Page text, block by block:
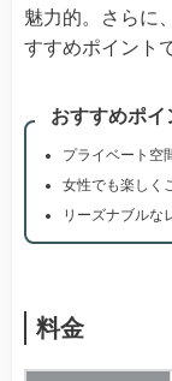
魅力的。さらに
すすめポイント
おすすめポイ
プライベート空
女性でも楽しく
リーズナブルな
料金